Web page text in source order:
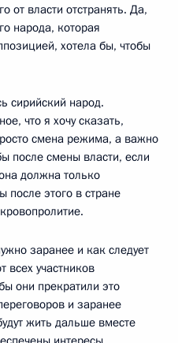
от власти отстранять. Да,
народа, которая
хотела бы, чтобы
сирийский народ.
что я хочу сказать,
смена режима, а важно
после смены власти, если
должна только
после этого в стране
заранее и как следует
всех участников
они прекратили это
и заранее
жить дальше вместе